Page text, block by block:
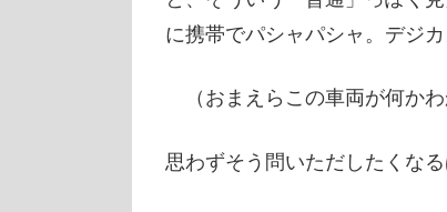
に携帯でパシャパシャ。デジカ
（おまえらこの車両が何かわ
思わずそう問いただしたくな